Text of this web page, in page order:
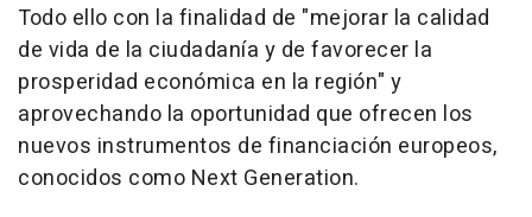
Todo ello con la finalidad de "mejorar la calidad
de vida de la ciudadanía y de favorecer la
prosperidad económica en la región" y
aprovechando la oportunidad que ofrecen los
nuevos instrumentos de financiación europeos,
conocidos como Next Generation.